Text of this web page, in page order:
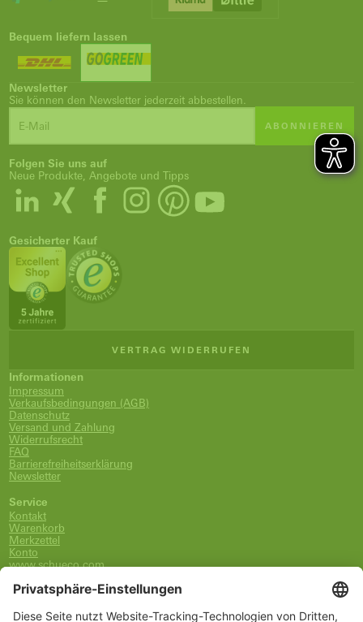
Bequem liefern lassen
Newsletter
Sie können den Newsletter jederzeit abbestellen.
ABONNIEREN
Folgen Sie uns auf
Neue Produkte, Angebote und Tipps
Gesicherter Kauf
VERTRAG WIDERRUFEN
Informationen
Impressum
Verkaufsbedingungen (AGB)
Datenschutz
Versand und Zahlung
Widerrufsrecht
FAQ
Barrierefreiheitserklärung
Newsletter
Service
Kontakt
Warenkorb
Merkzettel
Konto
www.schueco.com
0800-400-4007
kostenlos aus dem dt. Festnetz